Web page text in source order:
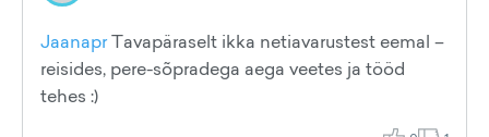
JaanaprTavapäraselt ikka netiavarustest eemal –
reisides, pere-sõpradega aega veetes ja tööd
tehes :)